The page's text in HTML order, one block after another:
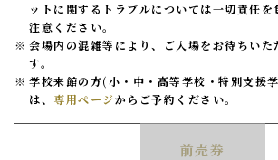
ットに関するトラブルについては一切責任を
注意ください。
会場内の混雑等により、ご入場をお待ちいた
す。
学校来館の方(小・中・高等学校・特別支援
は、 専用ページからご予約ください。
前売券